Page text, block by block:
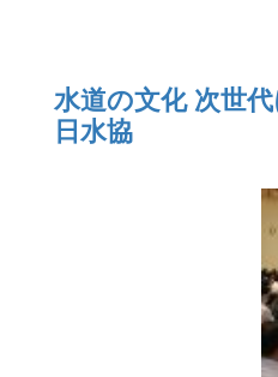
水道の文化 次世
日水協